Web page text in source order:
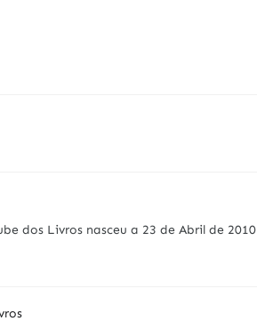
dos Livros nasceu a 23 de Abril de 2010